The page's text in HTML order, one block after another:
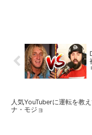
人気YouTuberに運転を教
ナ・モジョ